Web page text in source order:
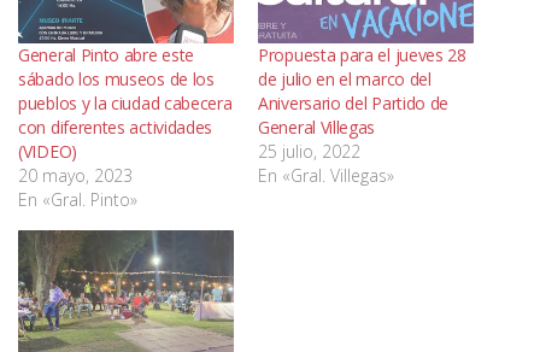
General Pinto abre este
sábado los museos de los
pueblos y la ciudad cabecera
con diferentes actividades
(VIDEO)
20 mayo, 2023
En «Gral. Pinto»
Propuesta para el jueves 28
de julio en el marco del
Aniversario del Partido de
General Villegas
25 julio, 2022
En «Gral. Villegas»